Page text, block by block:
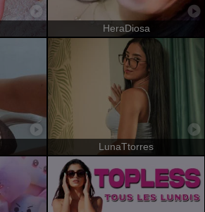
HeraDiosa
LunaTtorres